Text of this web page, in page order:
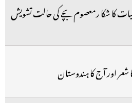
کا شکا رمعصوم بچے کی حالت تشویش
شعر اور آج کا ہندوستان